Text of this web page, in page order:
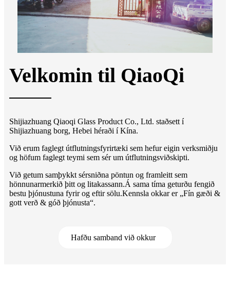
Velkomin til QiaoQi
Shijiazhuang Qiaoqi Glass Product Co., Ltd. staðsett í
Shijiazhuang borg, Hebei héraði í Kína.
Við erum faglegt útflutningsfyrirtæki sem hefur eigin verksmiðju
og höfum faglegt teymi sem sér um útflutningsviðskipti.
Við getum samþykkt sérsniðna pöntun og framleitt sem
hönnunarmerkið þitt og litakassann.Á sama tíma geturðu fengið
bestu þjónustuna fyrir og eftir sölu.Kennsla okkar er „Fín gæði &
gott verð & góð þjónusta“.
Hafðu samband við okkur